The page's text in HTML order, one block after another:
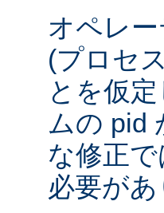
オペレ
(プロセ
とを仮
ムの pid
な修正
必要があ